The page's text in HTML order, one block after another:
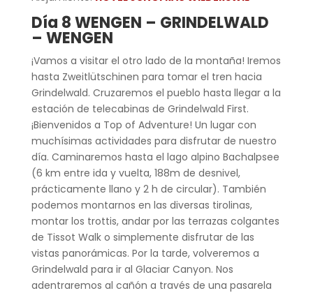
Día 8 WENGEN – GRINDELWALD
– WENGEN
¡Vamos a visitar el otro lado de la montaña! Iremos
hasta Zweitlütschinen para tomar el tren hacia
Grindelwald. Cruzaremos el pueblo hasta llegar a la
estación de telecabinas de Grindelwald First.
¡Bienvenidos a Top of Adventure! Un lugar con
muchísimas actividades para disfrutar de nuestro
día. Caminaremos hasta el lago alpino Bachalpsee
(6 km entre ida y vuelta, 188m de desnivel,
prácticamente llano y 2 h de circular). También
podemos montarnos en las diversas tirolinas,
montar los trottis, andar por las terrazas colgantes
de Tissot Walk o simplemente disfrutar de las
vistas panorámicas. Por la tarde, volveremos a
Grindelwald para ir al Glaciar Canyon. Nos
adentraremos al cañón a través de una pasarela